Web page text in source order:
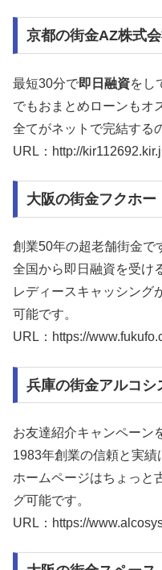
京都の街金AZ株式
最短30分で即日融資をし
でもおまとめローンもオ
全てがネットで完結する
URL：http://
大阪の街金フクホー
創業50年の超老舗街金で
全国から即日融資を受け
レディースキャッシング
可能です。
URL：https://
兵庫の街金アルコシ
お友達紹介キャンペーン
1983年創業の信頼と実績
ホームページはちょっと
グ可能です。
URL：https://